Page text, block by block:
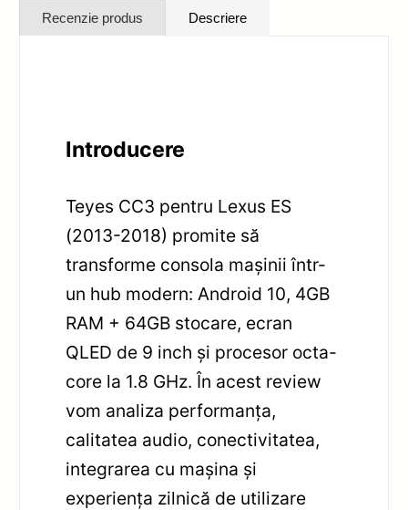
Recenzie produs Descriere
Introducere
Teyes CC3 pentru Lexus ES
(2013-2018) promite să
transforme consola mașinii într-
un hub modern: Android 10, 4GB
RAM + 64GB stocare, ecran
QLED de 9 inch și procesor octa-
core la 1.8 GHz. În acest review
vom analiza performanța,
calitatea audio, conectivitatea,
integrarea cu mașina și
experiența zilnică de utilizare